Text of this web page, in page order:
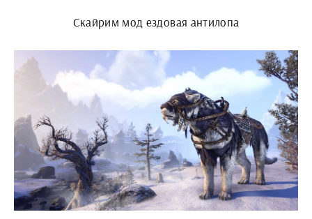
Скайрим мод ездовая антилопа